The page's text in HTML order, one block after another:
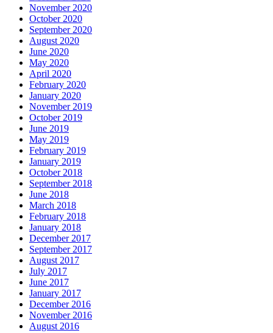
November 2020
October 2020
September 2020
August 2020
June 2020
May 2020
April 2020
February 2020
January 2020
November 2019
October 2019
June 2019
May 2019
February 2019
January 2019
October 2018
September 2018
June 2018
March 2018
February 2018
January 2018
December 2017
September 2017
August 2017
July 2017
June 2017
January 2017
December 2016
November 2016
August 2016